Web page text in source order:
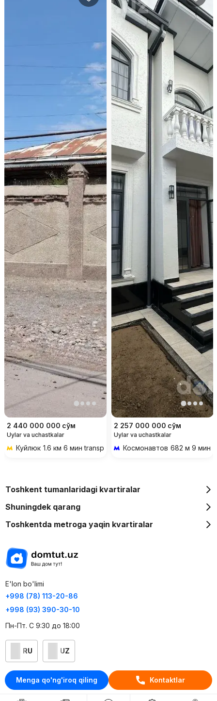
Menga qo'ng'iroq qiling Kontaktlar
2 440 000 000 сўм
Uylar va uchastkalar
Куйлюк 1.6 км 6 мин transportda
2 257 000 000 сўм
Uylar va uchastkalar
Космонавтов 682 м 9 мин
Toshkent tumanlaridagi kvartiralar
Shuningdek qarang
Toshkentda metroga yaqin kvartiralar
E'lon bo'limi
+998 (78) 113-20-86
+998 (93) 390-30-10
Пн-Пт. С 9:30 до 18:00
RU UZ
Kontaktlar